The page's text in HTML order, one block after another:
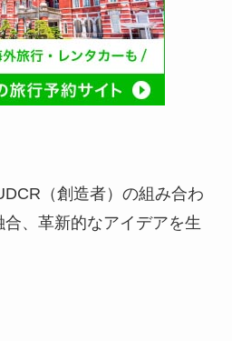
（創造者）の組み合わ
、革新的なアイデアを生